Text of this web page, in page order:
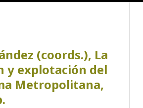
(coords.), La
y explotación del
Metropolitana,